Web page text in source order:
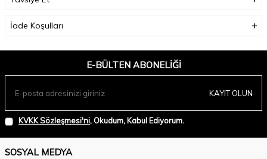
İade Koşulları
E-BÜLTEN ABONELIĞI
KAYIT OLUN
KVKK Sözleşmesi'ni, Okudum, Kabul Ediyorum.
SOSYAL MEDYA